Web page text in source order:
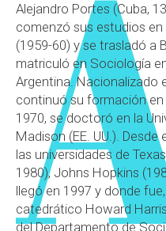
Alejandro Portes (Cuba,
comenzó sus estudios en
(1959-60) y se trasladó a
matriculó en Sociología
Argentina. Nacionalizado
continuó su formación en
1970, se doctoró en la
Madison (EE. UU.).
las universidades de
1980), Johns Hopkins
llegó en 1997 y donde
catedrático Howard
del Departamento de